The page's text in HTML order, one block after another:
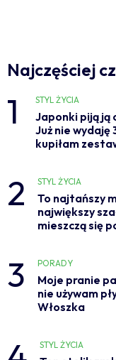
Najczęściej
1 STYL ŻYCIA
Japonki piją ją
Już nie wydaję
kupiłam
2 STYL ŻYCIA
To najtańszy
największy
mieszczą się
3 PORADY
Moje pranie
nie używam
Włoszka
STYL ŻYCIA